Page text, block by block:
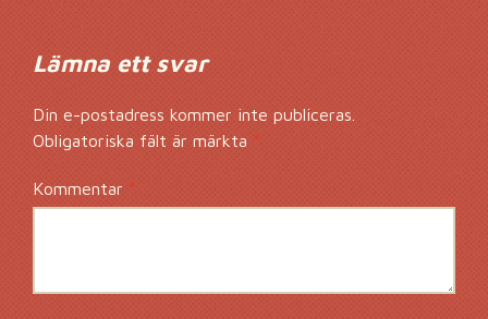
Lämna ett svar
Din e-postadress kommer inte publiceras.
Obligatoriska fält är märkta*
Kommentar*